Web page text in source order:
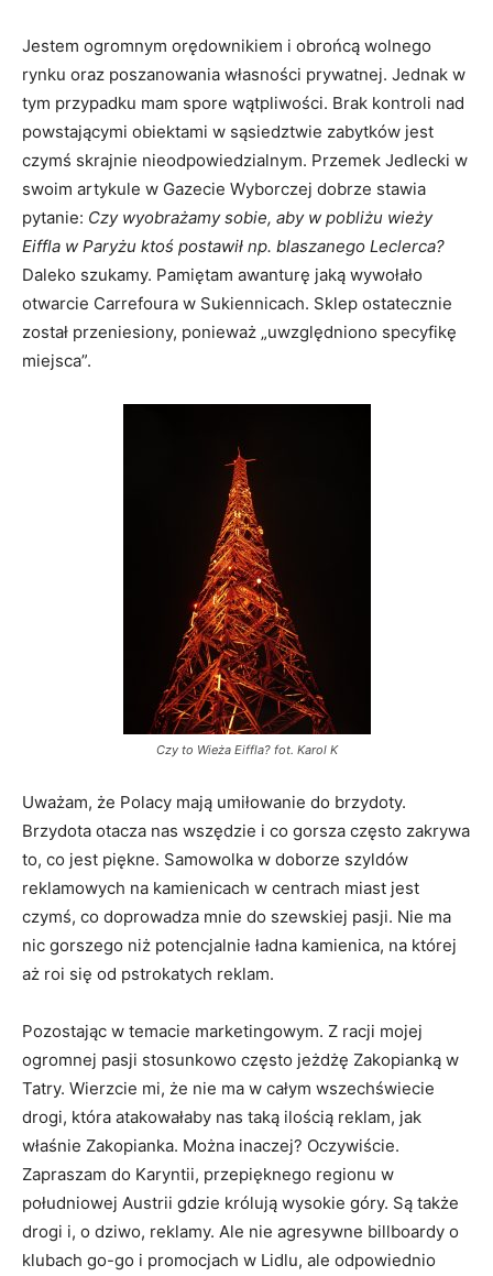
Jestem ogromnym orędownikiem i obrońcą wolnego
rynku oraz poszanowania własności prywatnej. Jednak w
tym przypadku mam spore wątpliwości. Brak kontroli nad
powstającymi obiektami w sąsiedztwie zabytków jest
czymś skrajnie nieodpowiedzialnym. Przemek Jedlecki w
swoim artykule w Gazecie Wyborczej dobrze stawia
pytanie: Czy wyobrażamy sobie, aby w pobliżu wieży
Eiffla w Paryżu ktoś postawił np. blaszanego Leclerca?
Daleko szukamy. Pamiętam awanturę jaką wywołało
otwarcie Carrefoura w Sukiennicach. Sklep ostatecznie
został przeniesiony, ponieważ „uwzględniono specyfikę
miejsca”.
Czy to Wieża Eiffla? fot. Karol K
Uważam, że Polacy mają umiłowanie do brzydoty.
Brzydota otacza nas wszędzie i co gorsza często zakrywa
to, co jest piękne. Samowolka w doborze szyldów
reklamowych na kamienicach w centrach miast jest
czymś, co doprowadza mnie do szewskiej pasji. Nie ma
nic gorszego niż potencjalnie ładna kamienica, na której
aż roi się od pstrokatych reklam.
Pozostając w temacie marketingowym. Z racji mojej
ogromnej pasji stosunkowo często jeżdżę Zakopianką w
Tatry. Wierzcie mi, że nie ma w całym wszechświecie
drogi, która atakowałaby nas taką ilością reklam, jak
właśnie Zakopianka. Można inaczej? Oczywiście.
Zapraszam do Karyntii, przepięknego regionu w
południowej Austrii gdzie królują wysokie góry. Są także
drogi i, o dziwo, reklamy. Ale nie agresywne billboardy o
klubach go-go i promocjach w Lidlu, ale odpowiednio